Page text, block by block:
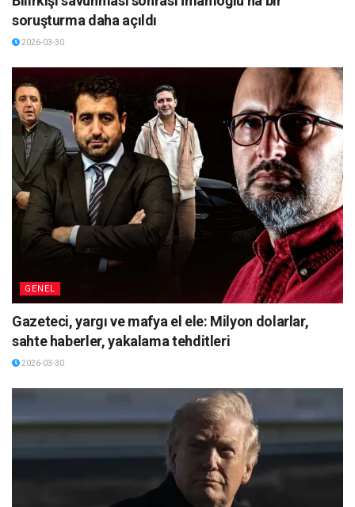
soruşturma daha açıldı
2026-03-30
GENEL
Gazeteci, yargı ve mafya el ele: Milyon dolarlar,
sahte haberler, yakalama tehditleri
2026-03-30